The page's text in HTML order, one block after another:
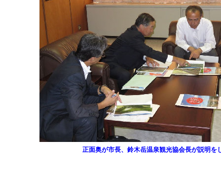
正面奥が市長、鈴木岳温泉観光協会長が説明を